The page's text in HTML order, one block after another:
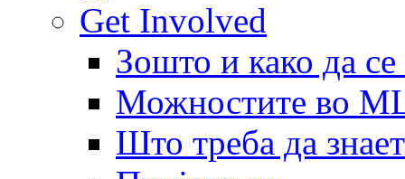
Get Involved
Зошто и како да
Можностите во
Што треба да